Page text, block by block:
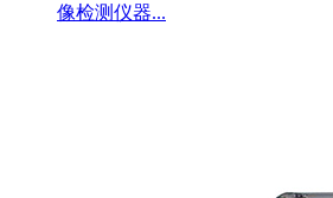
像检测仪器...